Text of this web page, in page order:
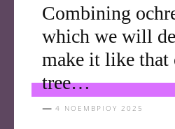
Combining
which we will
make it like that
tree…
4 ΝΟΕΜΒΡΊΟΥ 2025